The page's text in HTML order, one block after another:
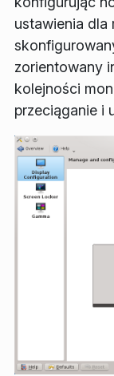
ustawienia dla
zorientowany
kolejności
przeciąganie i